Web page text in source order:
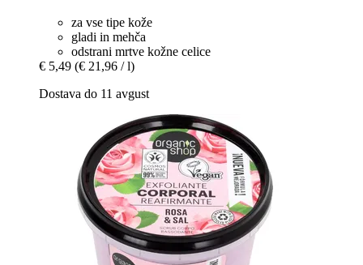
za vse tipe kože
gladi in mehča
odstrani mrtve kožne celice
€ 5,49 (€ 21,96 / l)
Dostava do 11 avgust